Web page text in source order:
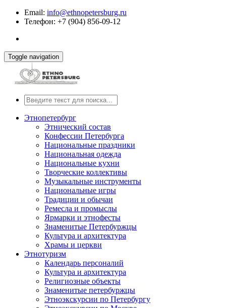
Email: info@ethnopetersburg.ru
Телефон: +7 (904) 856-09-12
Toggle navigation
Этнопетербург
Этнический состав
Конфессии Петербурга
Национальные праздники
Национальная одежда
Национальные кухни
Творческие коллективы
Музыкальные инструменты
Национальные игры
Традиции и обычаи
Ремесла и промыслы
Ярмарки и этнофесты
Знаменитые Петербуржцы
Культура и архитектура
Храмы и церкви
Этнотуризм
Календарь персоналий
Культура и архитектура
Религиозные объекты
Знаменитые петербуржцы
Этноэкскурсии по Петербургу